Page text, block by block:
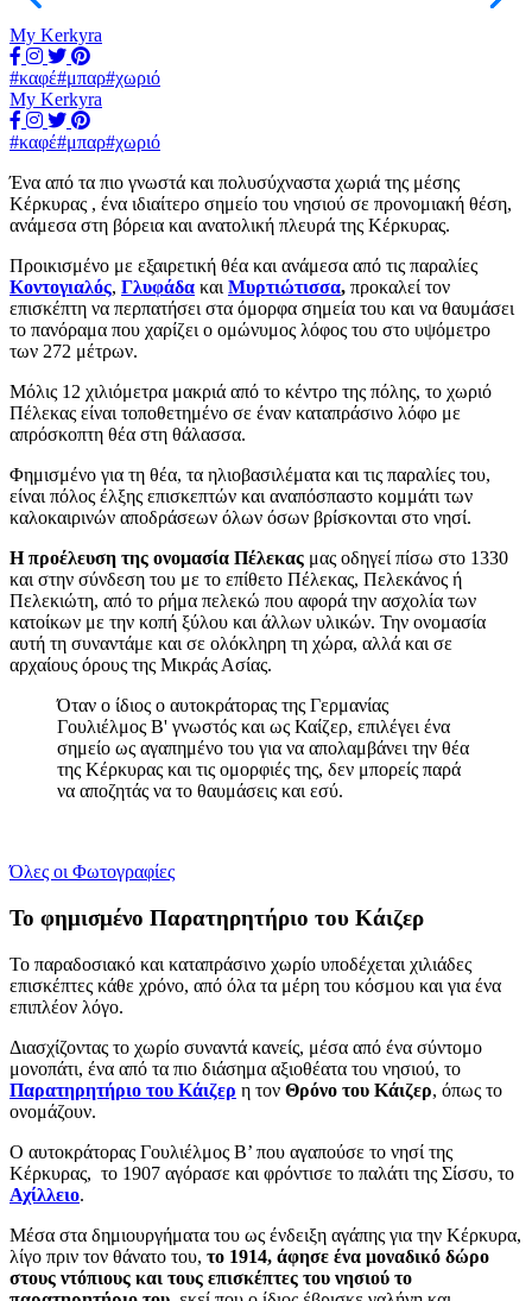
My Kerkyra
#καφέ#μπαρ#χωριό
My Kerkyra
#καφέ#μπαρ#χωριό
Ένα από τα πιο γνωστά και πολυσύχναστα χωριά της μέσης
Κέρκυρας , ένα ιδιαίτερο σημείο του νησιού σε προνομιακή θέση,
ανάμεσα στη βόρεια και ανατολική πλευρά της Κέρκυρας.
Προικισμένο με εξαιρετική θέα και ανάμεσα από τις παραλίες
Κοντογιαλός, Γλυφάδα καιΜυρτιώτισσα, προκαλεί τον
επισκέπτη να περπατήσει στα όμορφα σημεία του και να θαυμάσει
το πανόραμα που χαρίζει ο ομώνυμος λόφος του στο υψόμετρο
των 272 μέτρων.
Μόλις 12 χιλιόμετρα μακριά από το κέντρο της πόλης, το χωριό
Πέλεκας είναι τοποθετημένο σε έναν καταπράσινο λόφο με
απρόσκοπτη θέα στη θάλασσα.
Φημισμένο για τη θέα, τα ηλιοβασιλέματα και τις παραλίες του,
είναι πόλος έλξης επισκεπτών και αναπόσπαστο κομμάτι των
καλοκαιρινών αποδράσεων όλων όσων βρίσκονται στο νησί.
Η προέλευση της ονομασία Πέλεκας μας οδηγεί πίσω στο 1330
και στην σύνδεση του με το επίθετο Πέλεκας, Πελεκάνος ή
Πελεκιώτη, από το ρήμα πελεκώ που αφορά την ασχολία των
κατοίκων με την κοπή ξύλου και άλλων υλικών. Την ονομασία
αυτή τη συναντάμε και σε ολόκληρη τη χώρα, αλλά και σε
αρχαίους όρους της Μικράς Ασίας.
Όταν ο ίδιος ο αυτοκράτορας της Γερμανίας
Γουλιέλμος Β' γνωστός και ως Καίζερ, επιλέγει ένα
σημείο ως αγαπημένο του για να απολαμβάνει την θέα
της Κέρκυρας και τις ομορφιές της, δεν μπορείς παρά
να αποζητάς να το θαυμάσεις και εσύ.
Όλες οι Φωτογραφίες
Το φημισμένο Παρατηρητήριο του Κάιζερ
Το παραδοσιακό και καταπράσινο χωρίο υποδέχεται χιλιάδες
επισκέπτες κάθε χρόνο, από όλα τα μέρη του κόσμου και για ένα
επιπλέον λόγο.
Διασχίζοντας το χωρίο συναντά κανείς, μέσα από ένα σύντομο
μονοπάτι, ένα από τα πιο διάσημα αξιοθέατα του νησιού, το
Παρατηρητήριο του Κάιζερ η τον Θρόνο του Κάιζερ, όπως το
ονομάζουν.
Ο αυτοκράτορας Γουλιέλμος Β’ που αγαπούσε το νησί της
Κέρκυρας, το 1907 αγόρασε και φρόντισε το παλάτι της Σίσσυ, το
Αχίλλειο.
Μέσα στα δημιουργήματα του ως ένδειξη αγάπης για την Κέρκυρα,
λίγο πριν τον θάνατο του, το 1914, άφησε ένα μοναδικό δώρο
στους ντόπιους και τους επισκέπτες του νησιού το